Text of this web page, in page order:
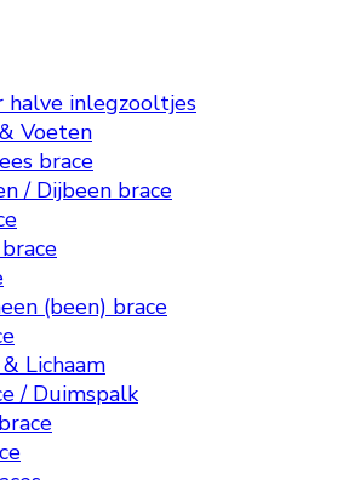
halve inlegzooltjes
Voeten
brace
/ Dijbeen brace
(been) brace
Lichaam
/ Duimspalk